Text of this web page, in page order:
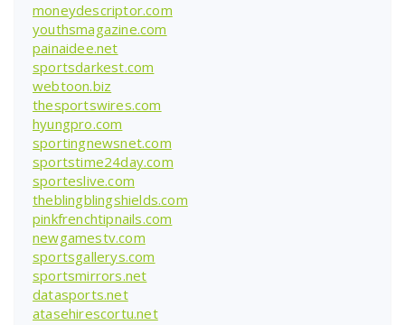
moneydescriptor.com
youthsmagazine.com
painaidee.net
sportsdarkest.com
webtoon.biz
thesportswires.com
hyungpro.com
sportingnewsnet.com
sportstime24day.com
sporteslive.com
theblingblingshields.com
pinkfrenchtipnails.com
newgamestv.com
sportsgallerys.com
sportsmirrors.net
datasports.net
atasehirescortu.net